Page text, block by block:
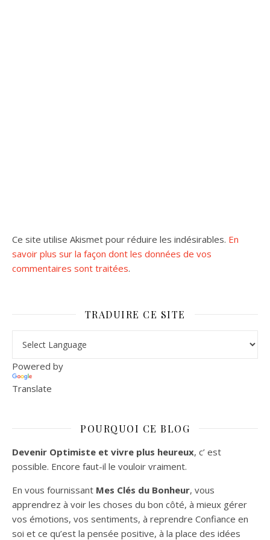
Ce site utilise Akismet pour réduire les indésirables. En
savoir plus sur la façon dont les données de vos
commentaires sont traitées.
TRADUIRE CE SITE
Powered by
Translate
POURQUOI CE BLOG
Devenir Optimiste et vivre plus heureux, c’ est
possible. Encore faut-il le vouloir vraiment.
En vous fournissant Mes Clés du Bonheur, vous
apprendrez à voir les choses du bon côté, à mieux gérer
vos émotions, vos sentiments, à reprendre Confiance en
soi et ce qu’est la pensée positive, à la place des idées